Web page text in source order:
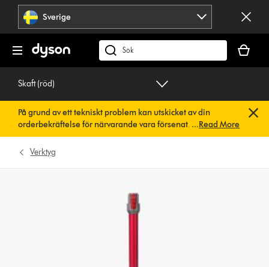
Hoppa
navigering
Sverige
Sök
på
är
tom
Skaft (röd)
På grund av ett tekniskt problem kan utskicket av din
orderbekräftelse för närvarande vara försenat. Vi arbetar
redan på en snabb lösning.Du behöver inte göra någonting.
Din orderbekräftelse kommer snart att skickas till dig
...Read More
Verktyg